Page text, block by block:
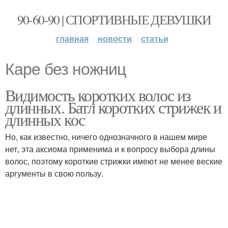
90-60-90 | СПОРТИВНЫЕ ДЕВУШКИ
главная новости статьи
Каре без ножниц
Видимость коротких волос из
длинных. Батл коротких стрижек и
длинных кос
Но, как известно, ничего однозначного в нашем мире
нет, эта аксиома применима и к вопросу выбора длины
волос, поэтому короткие стрижки имеют не менее веские
аргументы в свою пользу.